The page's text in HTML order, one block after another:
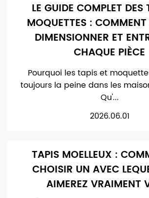
LE GUIDE COMPLET DES
MOQUETTES :
DIMENSIONNER ET
CHAQUE PIÈCE
Pourquoi les tapis et
toujours la peine dans les
Qu'...
2026.06.01
TAPIS MOELLEUX :
CHOISIR UN AVEC
AIMEREZ VRAIMENT